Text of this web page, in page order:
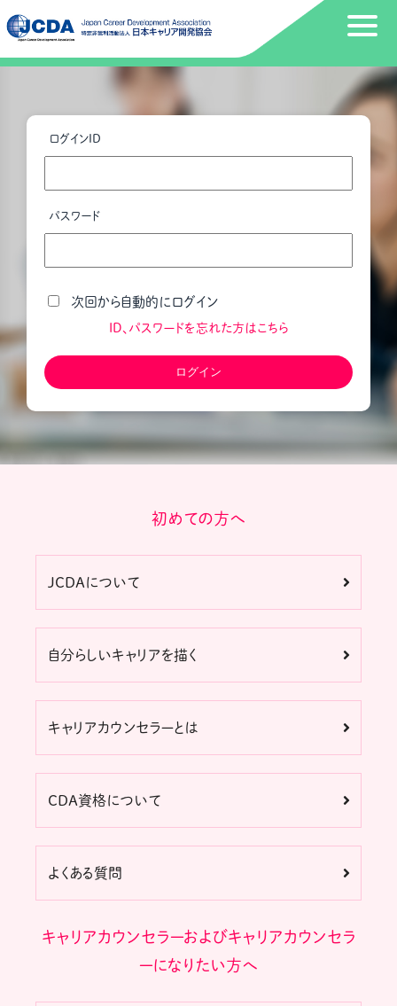
ログインID
パスワード
次回から自動的にログイン
ID、パスワードを忘れた方はこちら
初めての方へ
JCDAについて
自分らしいキャリアを描く
キャリアカウンセラーとは
CDA資格について
よくある質問
キャリアカウンセラーおよびキャリアカウンセラ
ーになりたい方へ